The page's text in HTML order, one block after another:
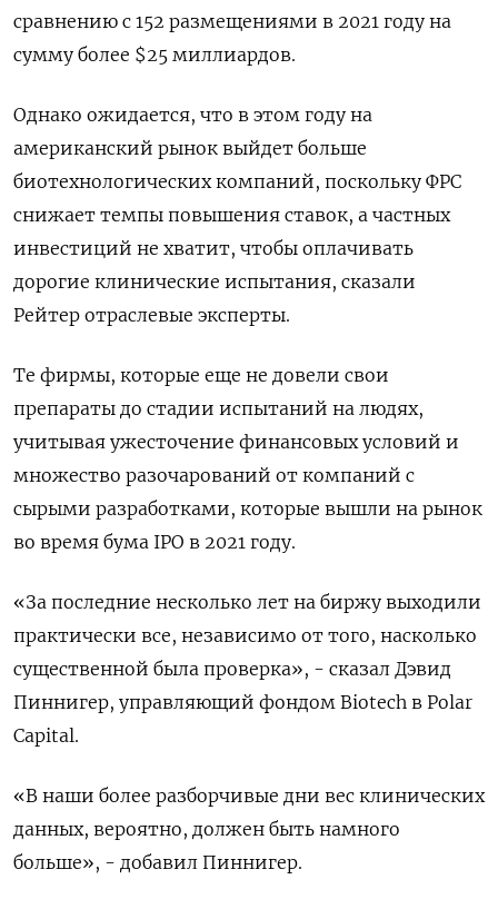
сравнению с 152 размещениями в 2021 году на
сумму более $25 миллиардов.
Однако ожидается, что в этом году на
американский рынок выйдет больше
биотехнологических компаний, поскольку ФРС
снижает темпы повышения ставок, а частных
инвестиций не хватит, чтобы оплачивать
дорогие клинические испытания, сказали
Рейтер отраслевые эксперты.
Те фирмы, которые еще не довели свои
препараты до стадии испытаний на людях,
учитывая ужесточение финансовых условий и
множество разочарований от компаний с
сырыми разработками, которые вышли на рынок
во время бума IPO в 2021 году.
«За последние несколько лет на биржу выходили
практически все, независимо от того, насколько
существенной была проверка», - сказал Дэвид
Пиннигер, управляющий фондом Biotech в Polar
Capital.
«В наши более разборчивые дни вес клинических
данных, вероятно, должен быть намного
больше», - добавил Пиннигер.